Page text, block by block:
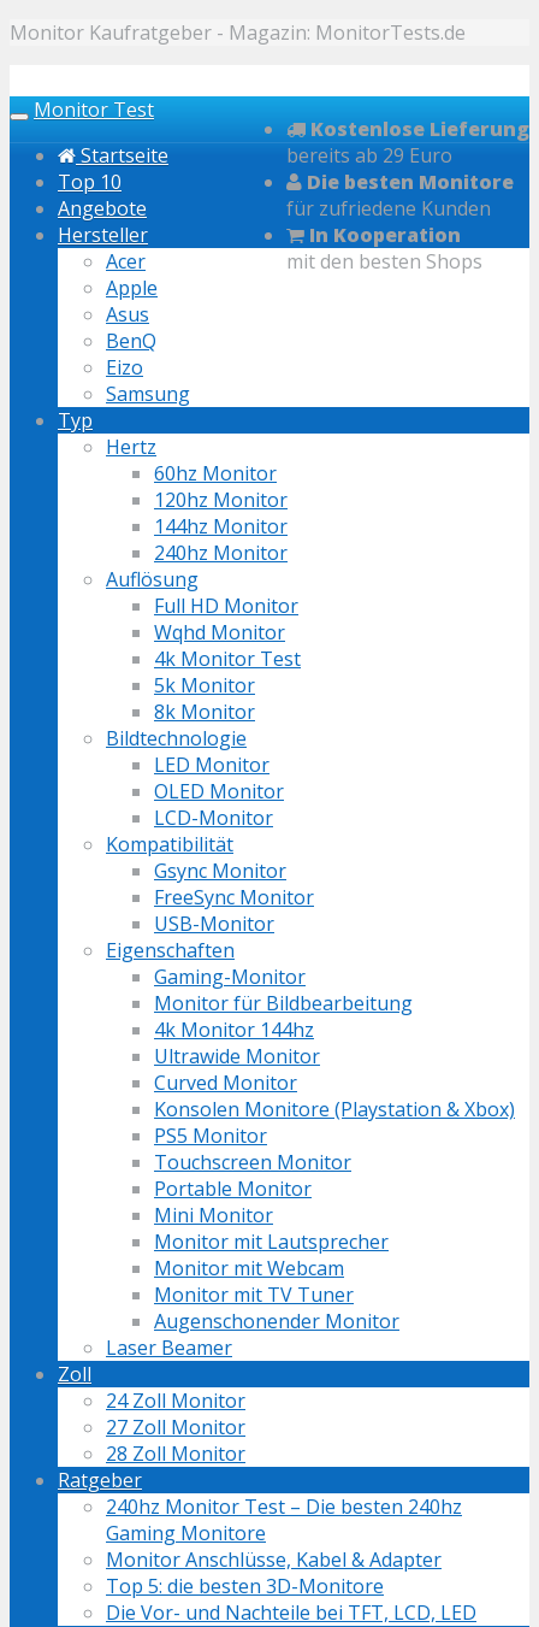
Skip
content
Monitor Kaufratgeber - Magazin: MonitorTests.de
Kostenlose Lieferung
bereits ab 29 Euro
Die besten Monitore
für zufriedene Kunden
In Kooperation
mit den besten Shops
Toggle
navigation
Monitor Test
Startseite
Top 10
Angebote
Hersteller
Acer
Apple
Asus
BenQ
Eizo
Samsung
Typ
Hertz
60hz Monitor
120hz Monitor
144hz Monitor
240hz Monitor
Auflösung
Full HD Monitor
Wqhd Monitor
4k Monitor Test
5k Monitor
8k Monitor
Bildtechnologie
LED Monitor
OLED Monitor
LCD-Monitor
Kompatibilität
Gsync Monitor
FreeSync Monitor
USB-Monitor
Eigenschaften
Gaming-Monitor
Monitor für Bildbearbeitung
4k Monitor 144hz
Ultrawide Monitor
Curved Monitor
Konsolen Monitore (Playstation & Xbox)
PS5 Monitor
Touchscreen Monitor
Portable Monitor
Mini Monitor
Monitor mit Lautsprecher
Monitor mit Webcam
Monitor mit TV Tuner
Augenschonender Monitor
Laser Beamer
Zoll
24 Zoll Monitor
27 Zoll Monitor
28 Zoll Monitor
Ratgeber
240hz Monitor Test – Die besten 240hz
Gaming Monitore
Monitor Anschlüsse, Kabel & Adapter
Top 5: die besten 3D-Monitore
Die Vor- und Nachteile bei TFT, LCD, LED